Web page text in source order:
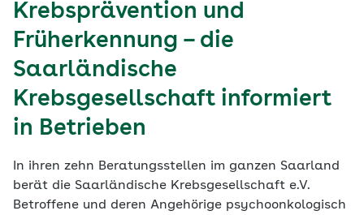
Krebsprävention und
Früherkennung – die
Saarländische
Krebsgesellschaft informiert
in Betrieben
In ihren zehn Beratungsstellen im ganzen Saarland
berät die Saarländische Krebsgesellschaft e.V.
Betroffene und deren Angehörige psychoonkologisch